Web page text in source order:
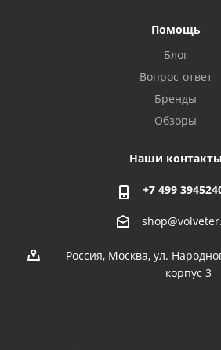
Помощь
Блог
Вопрос-ответ
Бренды
Обзоры
Наши контакты
+7 499
Россия, Москва, ул.
корпус 3